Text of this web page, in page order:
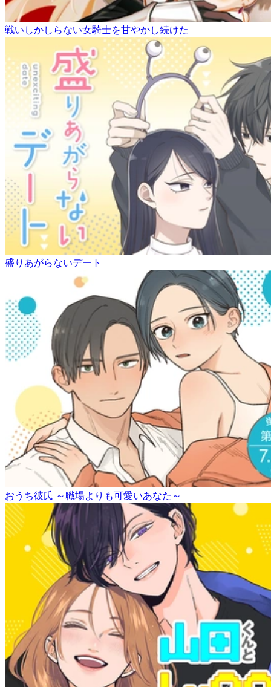
戦いしかしらない女騎士を甘やかし続けた
盛りあがらないデート
おうち彼氏 ～職場よりも可愛いあなた～